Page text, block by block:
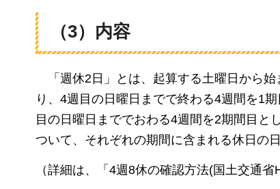
（3）内容
「週休2日」とは、 起算する土曜日から
り、4週目の日曜日までで終わる4週間を1
目の日曜日まででおわる4週間を2期間目と
ついて、それぞれの期間に含まれる休日の
（詳細は、「4週8休の確認方法(国土交通